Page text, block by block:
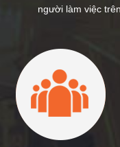
người làm việc